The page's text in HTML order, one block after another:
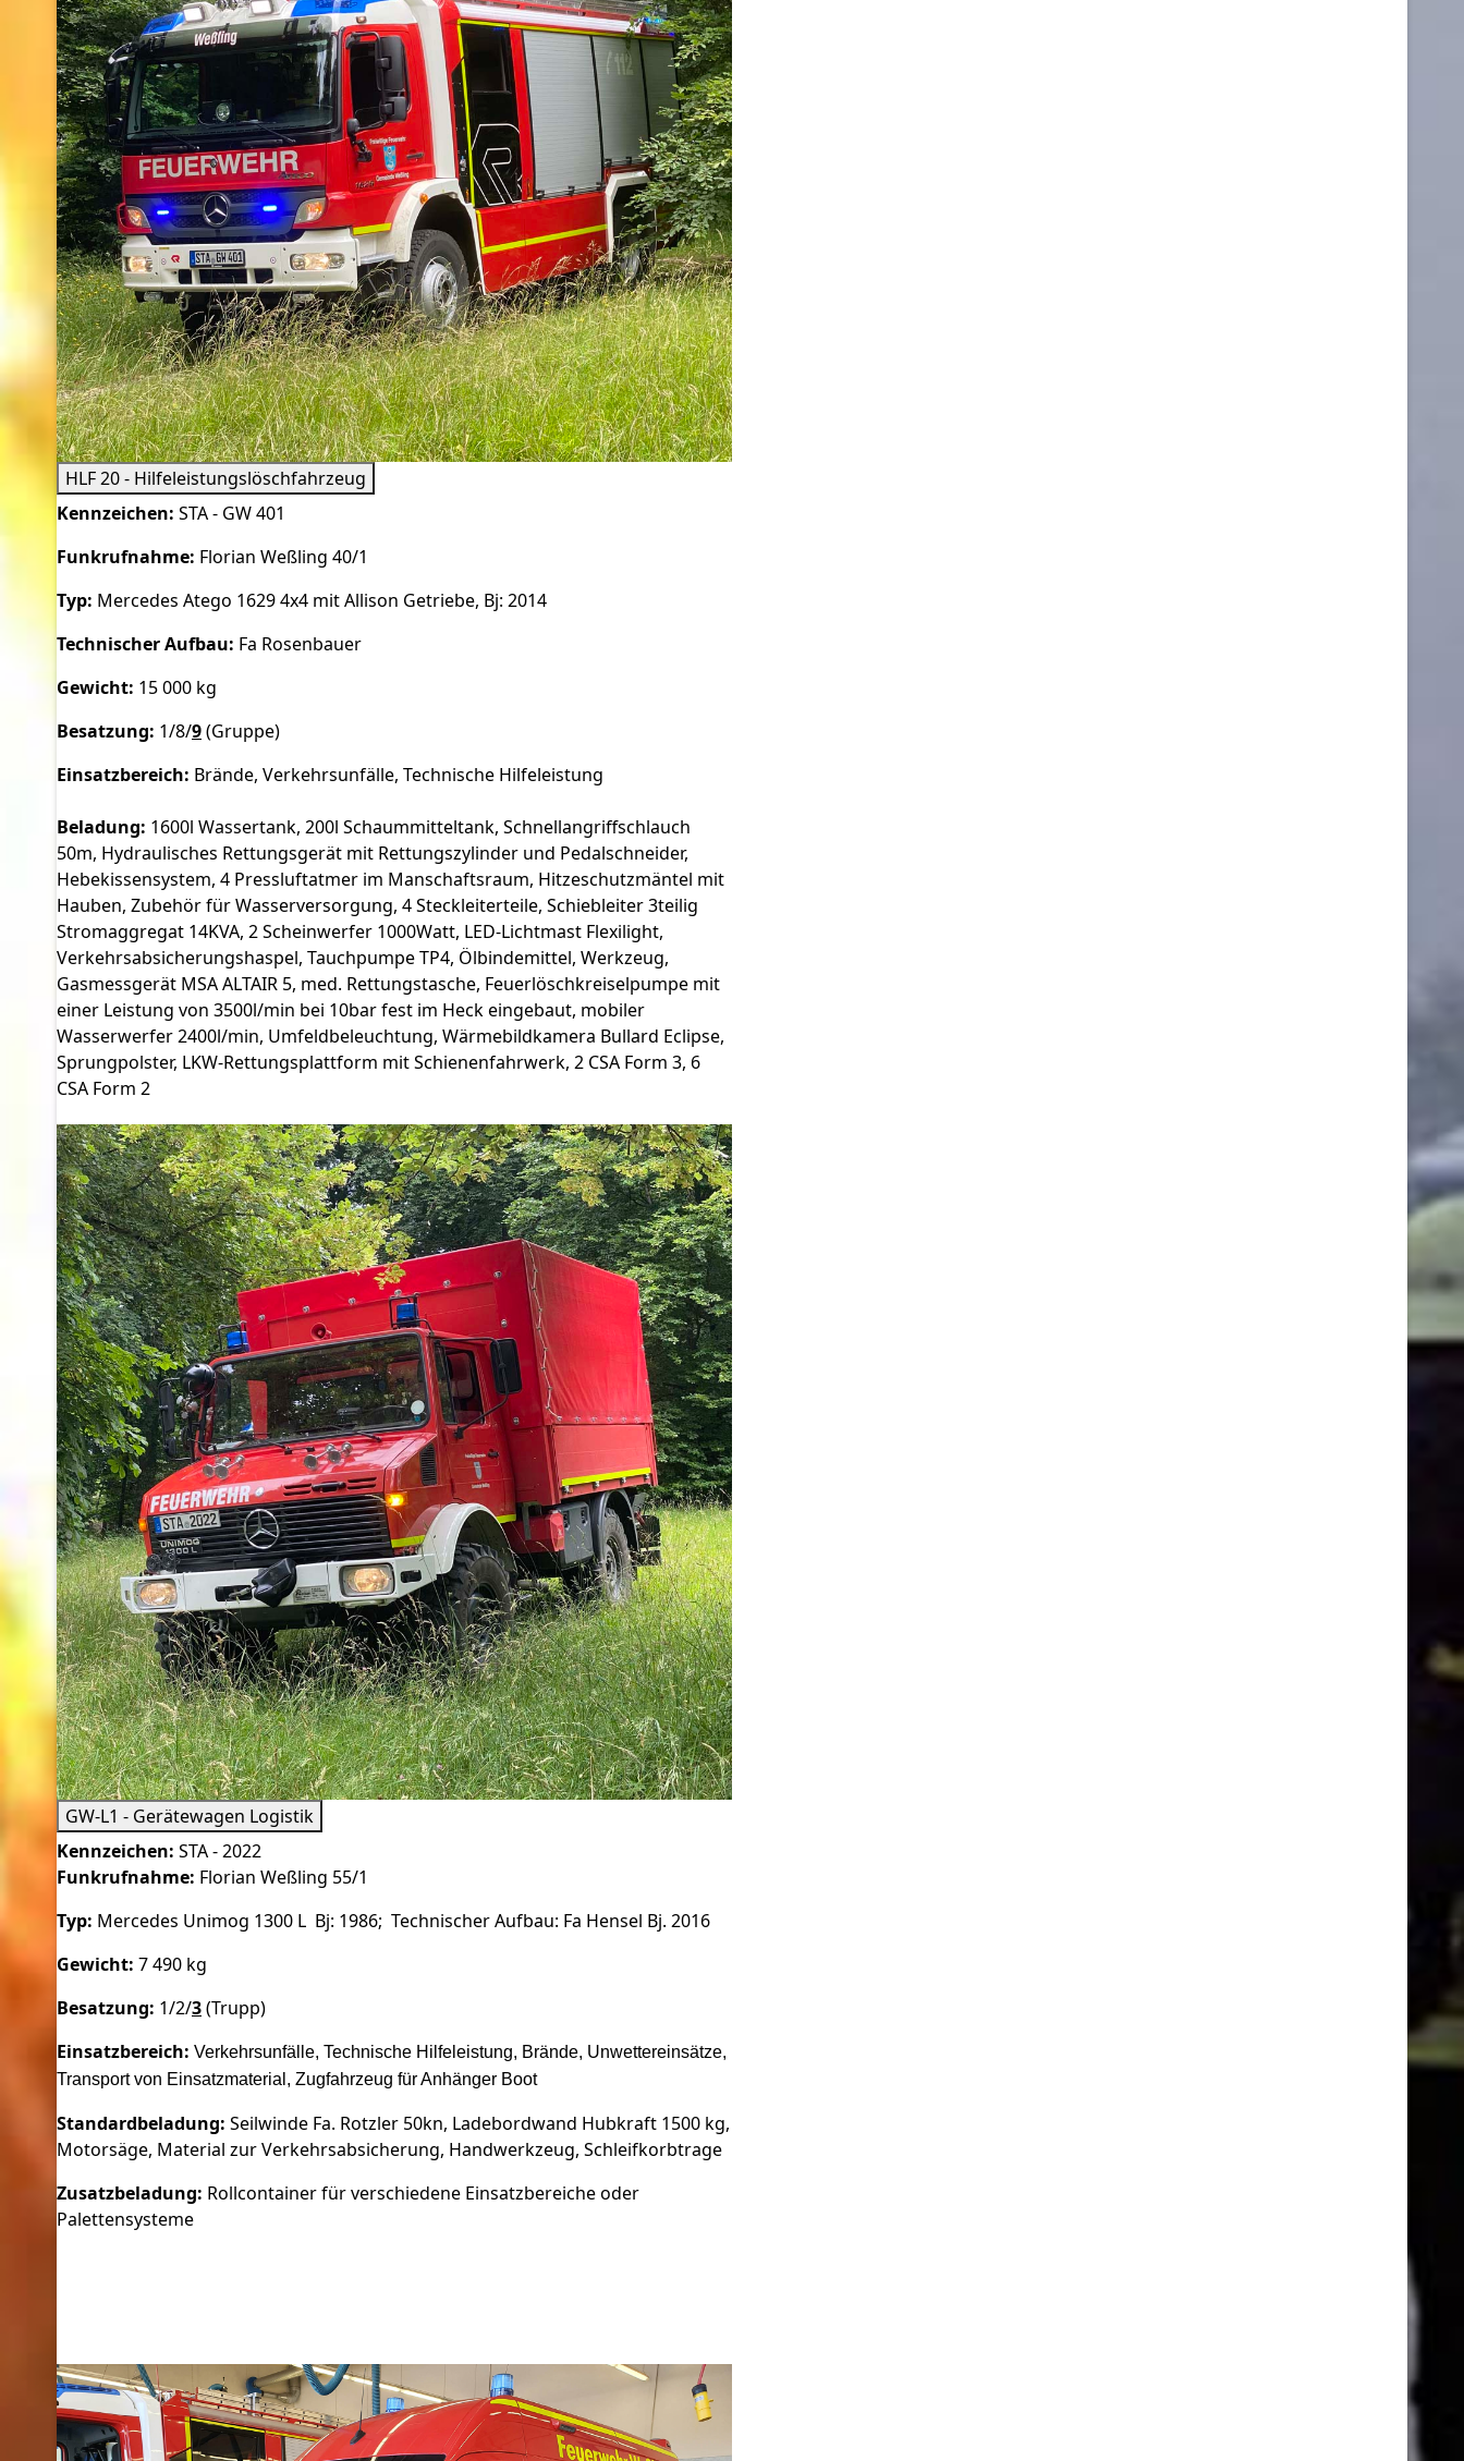
HLF 20 - Hilfeleistungslöschfahrzeug
Kennzeichen: STA - GW 401
Funkrufnahme: Florian Weßling 40/1
Typ: Mercedes Atego 1629 4x4 mit Allison Getriebe, Bj: 2014
Technischer Aufbau: Fa Rosenbauer
Gewicht: 15 000 kg
Besatzung: 1/8/9(Gruppe)
Einsatzbereich: Brände, Verkehrsunfälle, Technische Hilfeleistung
Beladung: 1600l Wassertank, 200l Schaummitteltank, Schnellangriffschlauch
50m, Hydraulisches Rettungsgerät mit Rettungszylinder und Pedalschneider,
Hebekissensystem, 4 Pressluftatmer im Manschaftsraum, Hitzeschutzmäntel mit
Hauben, Zubehör für Wasserversorgung, 4 Steckleiterteile, Schiebleiter 3teilig
Stromaggregat 14KVA, 2 Scheinwerfer 1000Watt, LED-Lichtmast Flexilight,
Verkehrsabsicherungshaspel, Tauchpumpe TP4, Ölbindemittel, Werkzeug,
Gasmessgerät MSA ALTAIR 5, med. Rettungstasche, Feuerlöschkreiselpumpe mit
einer Leistung von 3500l/min bei 10bar fest im Heck eingebaut, mobiler
Wasserwerfer 2400l/min, Umfeldbeleuchtung, Wärmebildkamera Bullard Eclipse,
Sprungpolster, LKW-Rettungsplattform mit Schienenfahrwerk, 2 CSA Form 3, 6
CSA Form 2
GW-L1 - Gerätewagen Logistik
Kennzeichen: STA - 2022
Funkrufnahme: Florian Weßling 55/1
Typ: Mercedes Unimog 1300 L Bj: 1986; Technischer Aufbau: Fa Hensel Bj. 2016
Gewicht: 7 490 kg
Besatzung: 1/2/3(Trupp)
Einsatzbereich: Verkehrsunfälle, Technische Hilfeleistung, Brände, Unwettereinsätze,
Transport von Einsatzmaterial, Zugfahrzeug für Anhänger Boot
Standardbeladung: Seilwinde Fa. Rotzler 50kn, Ladebordwand Hubkraft 1500 kg,
Motorsäge, Material zur Verkehrsabsicherung, Handwerkzeug, Schleifkorbtrage
Zusatzbeladung: Rollcontainer für verschiedene Einsatzbereiche oder
Palettensysteme